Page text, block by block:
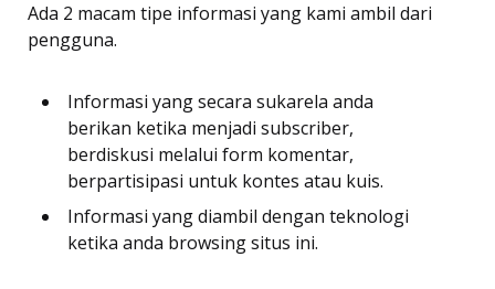
Ada 2 macam tipe informasi yang kami ambil dari
pengguna.
Informasi yang secara sukarela anda
berikan ketika menjadi subscriber,
berdiskusi melalui form komentar,
berpartisipasi untuk kontes atau kuis.
Informasi yang diambil dengan teknologi
ketika anda browsing situs ini.